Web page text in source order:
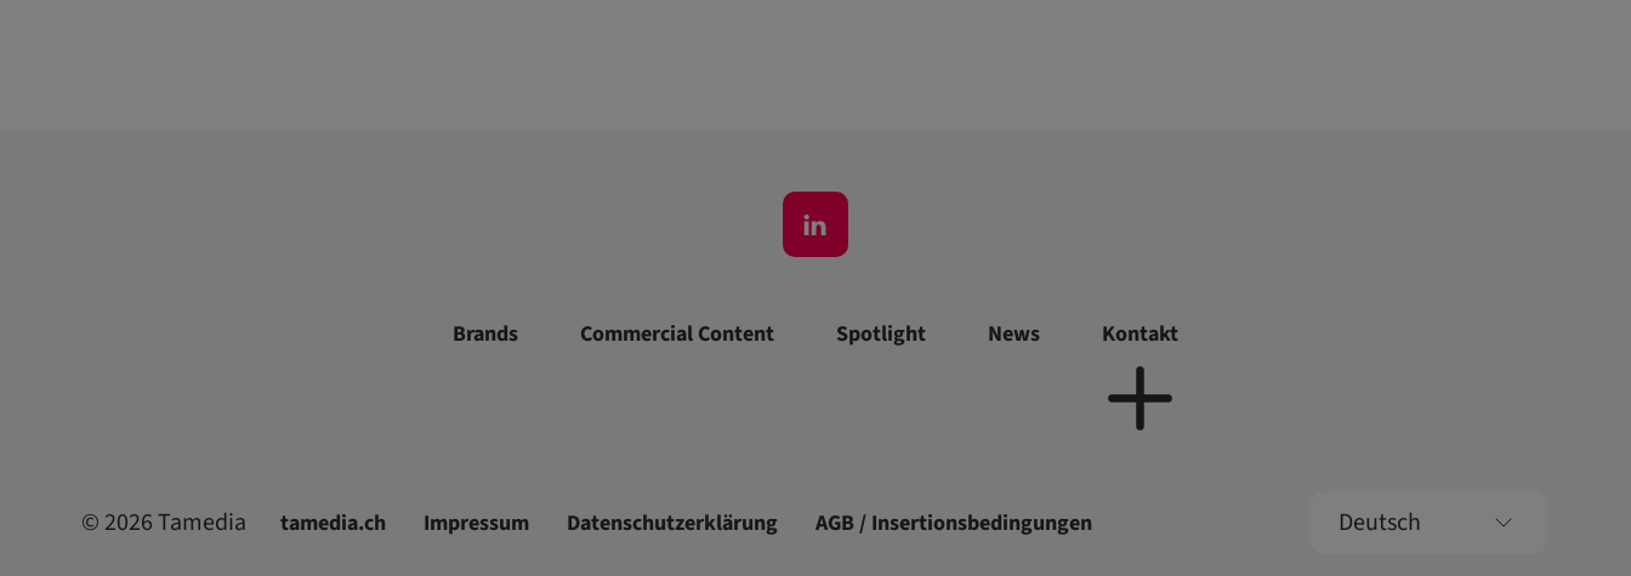
Brands Commercial Content Spotlight News Kontakt
© 2026Tamedia tamedia.ch Impressum Datenschutzerklärung AGB / Insertionsbedingungen Deutsch